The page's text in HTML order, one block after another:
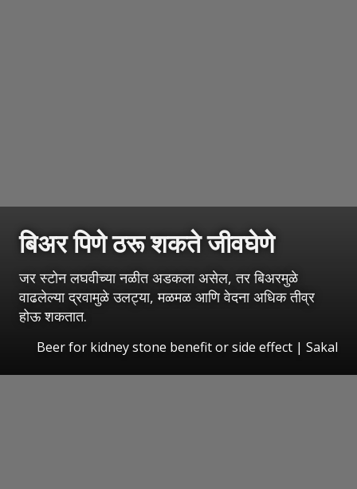
बिअर पिणे ठरू शकते जीवघेणे
जर स्टोन लघवीच्या नळीत अडकला असेल, तर बिअरमुळे
वाढलेल्या द्रवामुळे उलट्या, मळमळ आणि वेदना अधिक तीव्र
होऊ शकतात.
Beer for kidney stone benefit or side effect | Sakal